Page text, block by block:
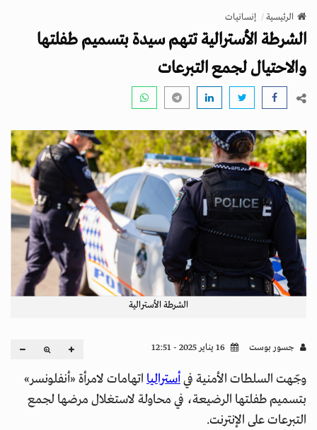
v
i
g
a
n
الرئيسية إنسانيات
الشرطة الأسترالية تتهم سيدة بتسميم طفلتها
والاحتيال لجمع التبرعات
الشرطة الأسترالية
جسور بوست
وجّهت السلطات الأمنية فيأستراليا اتهامات لامرأة «أنفلونسر»
بتسميم طفلتها الرضيعة، في محاولة لاستغلال مرضها لجمع
التبرعات على الإنترنت.